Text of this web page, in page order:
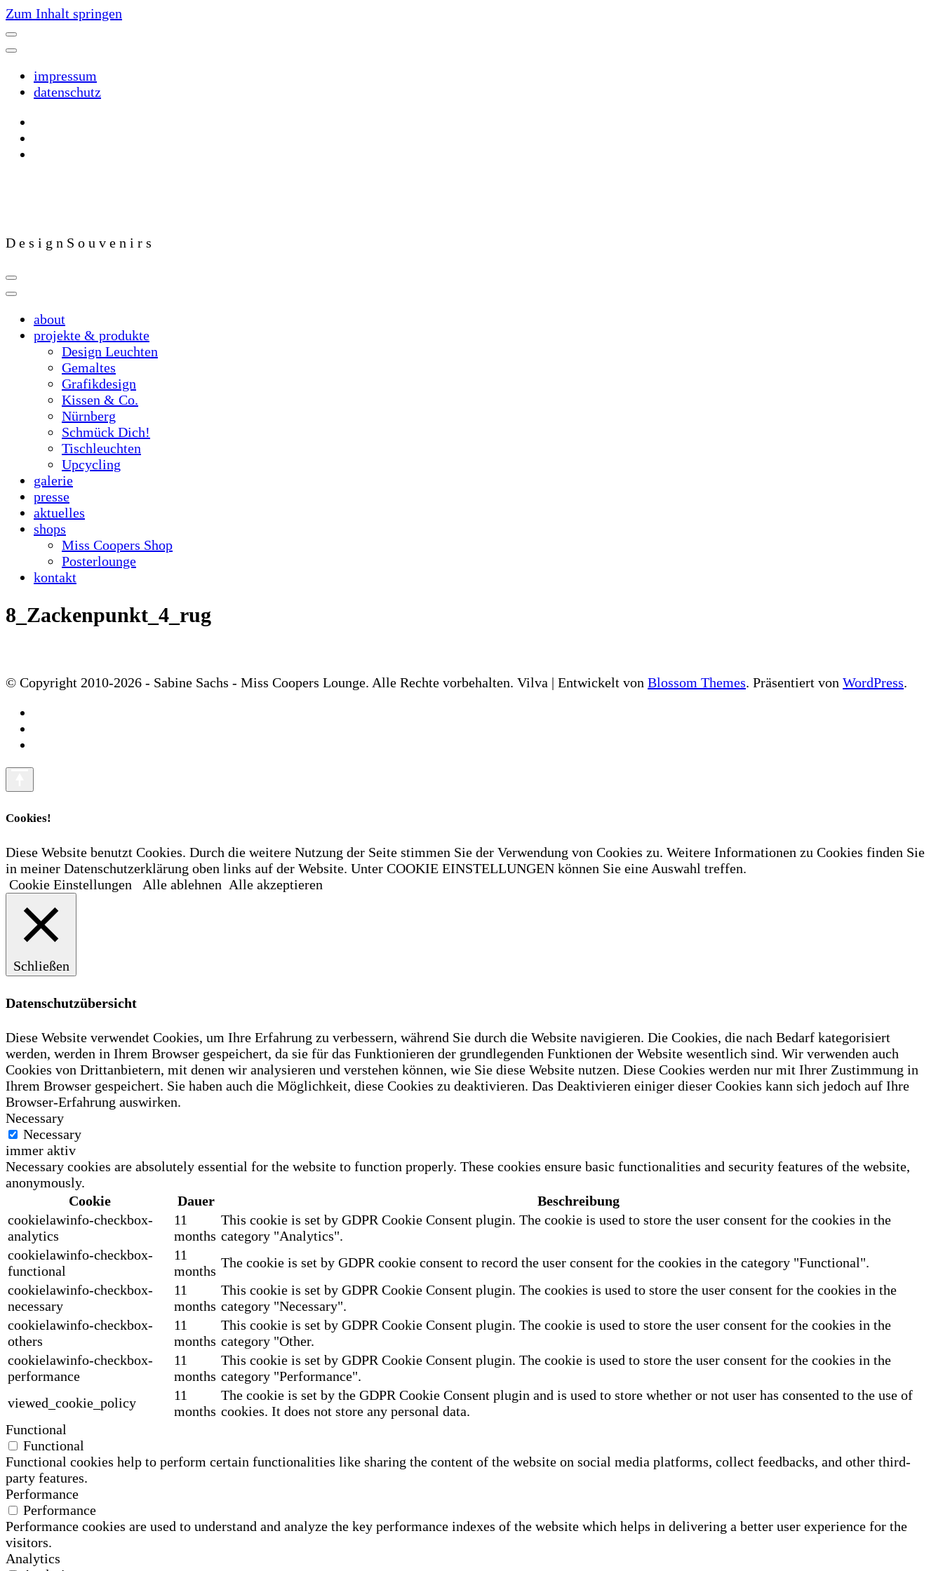
Zum Inhalt springen
impressum
datenschutz
D e s i g n S o u v e n i r s
about
projekte & produkte
Design Leuchten
Gemaltes
Grafikdesign
Kissen & Co.
Nürnberg
Schmück Dich!
Tischleuchten
Upcycling
galerie
presse
aktuelles
shops
Miss Coopers Shop
Posterlounge
kontakt
8_Zackenpunkt_4_rug
© Copyright 2010-2026 - Sabine Sachs - Miss Coopers Lounge. Alle Rechte vorbehalten. Vilva | Entwickelt von Blossom Themes. Präsentiert von WordPress.
Cookies!
Diese Website benutzt Cookies. Durch die weitere Nutzung der Seite stimmen Sie der Verwendung von Cookies zu. Weitere Informationen zu Cookies finden Sie
in meiner Datenschutzerklärung oben links auf der Website. Unter COOKIE EINSTELLUNGEN können Sie eine Auswahl treffen.
Cookie Einstellungen
Alle ablehnen Alle akzeptieren
Schließen
Datenschutzübersicht
Diese Website verwendet Cookies, um Ihre Erfahrung zu verbessern, während Sie durch die Website navigieren. Die Cookies, die nach Bedarf kategorisiert
werden, werden in Ihrem Browser gespeichert, da sie für das Funktionieren der grundlegenden Funktionen der Website wesentlich sind. Wir verwenden auch
Cookies von Drittanbietern, mit denen wir analysieren und verstehen können, wie Sie diese Website nutzen. Diese Cookies werden nur mit Ihrer Zustimmung in
Ihrem Browser gespeichert. Sie haben auch die Möglichkeit, diese Cookies zu deaktivieren. Das Deaktivieren einiger dieser Cookies kann sich jedoch auf Ihre
Browser-Erfahrung auswirken.
Necessary
Necessary
immer aktiv
Necessary cookies are absolutely essential for the website to function properly. These cookies ensure basic functionalities and security features of the website,
anonymously.
Cookie
Dauer
Beschreibung
cookielawinfo-checkbox-
analytics
11
months
This cookie is set by GDPR Cookie Consent plugin. The cookie is used to store the user consent for the cookies in the
category "Analytics".
cookielawinfo-checkbox-
functional
11
months
The cookie is set by GDPR cookie consent to record the user consent for the cookies in the category "Functional".
cookielawinfo-checkbox-
necessary
11
months
This cookie is set by GDPR Cookie Consent plugin. The cookies is used to store the user consent for the cookies in the
category "Necessary".
cookielawinfo-checkbox-
others
11
months
This cookie is set by GDPR Cookie Consent plugin. The cookie is used to store the user consent for the cookies in the
category "Other.
cookielawinfo-checkbox-
performance
11
months
This cookie is set by GDPR Cookie Consent plugin. The cookie is used to store the user consent for the cookies in the
category "Performance".
viewed_cookie_policy
11
months
The cookie is set by the GDPR Cookie Consent plugin and is used to store whether or not user has consented to the use of
cookies. It does not store any personal data.
Functional
Functional
Functional cookies help to perform certain functionalities like sharing the content of the website on social media platforms, collect feedbacks, and other third-
party features.
Performance
Performance
Performance cookies are used to understand and analyze the key performance indexes of the website which helps in delivering a better user experience for the
visitors.
Analytics